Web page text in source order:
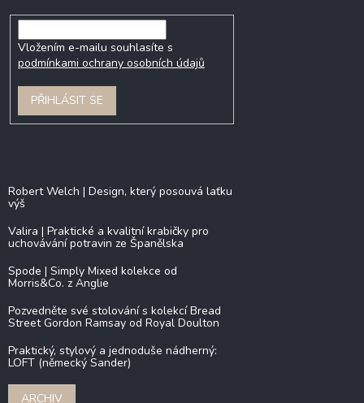
Vložením e-mailu souhlasíte s
podmínkami ochrany osobních údajů
PŘIHLÁSIT SE
Robert Welch | Design, který posouvá laťku
výš
Valira | Praktické a kvalitní krabičky pro
uchovávání potravin ze Španělska
Spode | Simply Mixed kolekce od
Morris&Co. z Anglie
Pozvedněte své stolování s kolekcí Bread
Street Gordon Ramsay od Royal Doulton
Praktický, stylový a jednoduše nádherný:
LOFT (německý Sander)
ARCHIV